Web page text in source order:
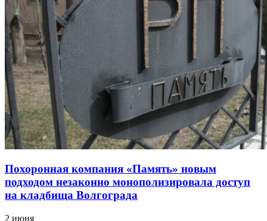
Похоронная компания «Память» новым
подходом незаконно монополизировала доступ
на кладбища Волгограда
2 июня